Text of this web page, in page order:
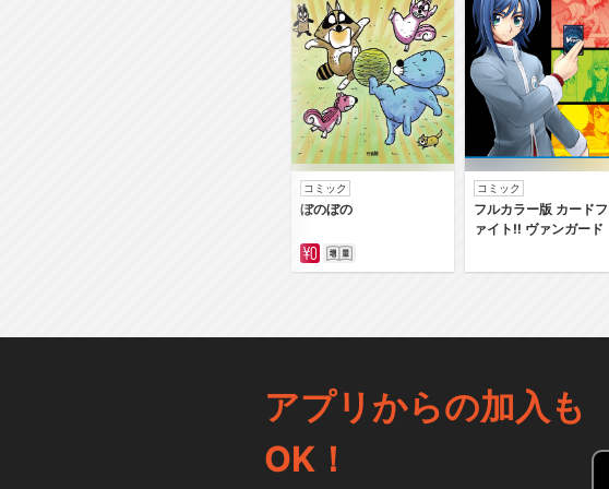
コミック
ぼのぼの
コミック
フルカラー版 カードフ
ァイト‼ ヴァンガード
アプリからの加入も
OK！